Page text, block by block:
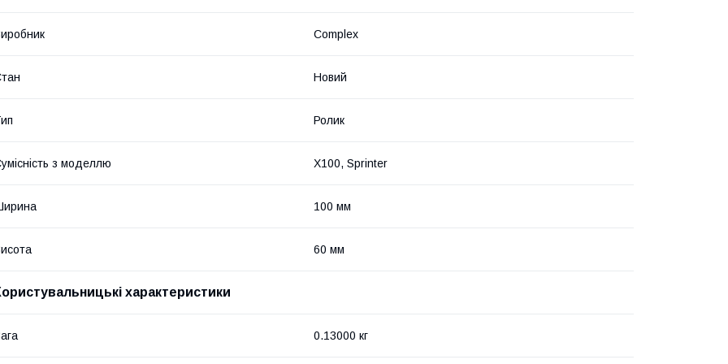
Complex
Новий
Ролик
з моделлю X100, Sprinter
100 мм
60 мм
характеристики
0.13000 кг